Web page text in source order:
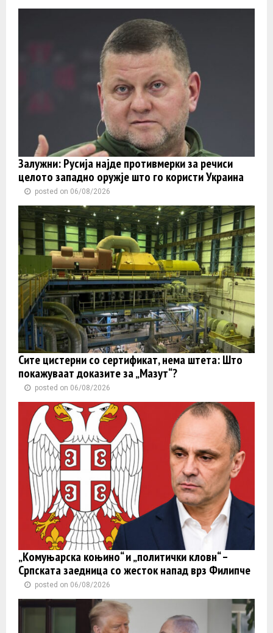
Залужни: Русија најде противмерки за речиси
целото западно оружје што го користи Украина
posted on 06/08/2026
Сите цистерни со сертификат, нема штета: Што
покажуваат доказите за „Мазут“?
posted on 06/08/2026
„Комуњарска коњино“ и „политички кловн“ –
Српската заедница со жесток напад врз Филипче
posted on 06/08/2026